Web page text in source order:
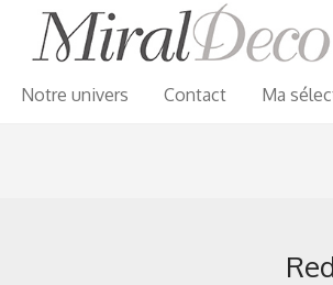
Notre univers Contact Ma